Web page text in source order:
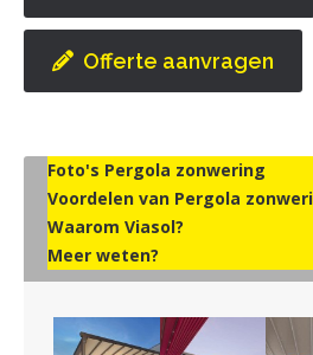
Offerte aanvragen
Foto's Pergola zonwering
Voordelen van Pergola
Waarom Viasol?
Meer weten?